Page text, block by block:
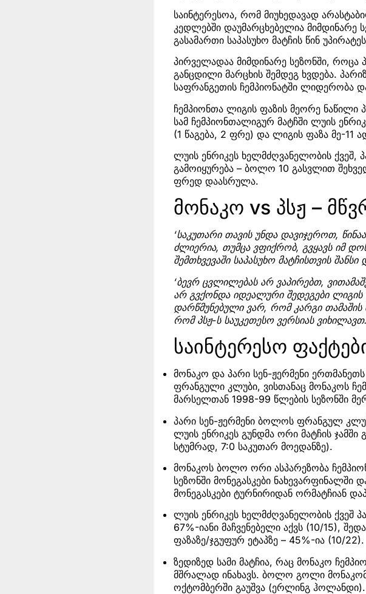
საინტერესოა, რომ მიუხედავად
კედლებში დაუმარცხებელია მიმდინარე
გასამართი საპასუხო მატჩის წინ
პირველადაა მიმდინარე სეზონში, როცა
განცდილი მარცხის შემდეგ ხვდება.
საფრანგეთის ჩემპიონატში ლიდერობა
ჩემპიონთა ლიგის ფაზის მეორე
სამ ჩემპიონთალიგურ მატჩში ლუის
(1 წაგება, 2 ფრე) და ლიგის ფაზა მე-11
ლუის ენრიკეს ხელმძღვანელობის ქვეშ,
გამოიყურება – ბოლო 10 გასვლით
ფრედ დაასრულა.
მონაკო vs პსჟ –
‘საკუთარი თავის უნდა დავიჯეროთ,
ძლიერია, თუმცა ვფიქრობ, გვყავს იმ
შემთხვევაში საპასუხო მატჩისთვის
‘ბევრ ცვლილებას არ ვაპირებთ,
არ გვქონდა იდეალური შედეგები ლიგის
დარწმუნებული ვარ, რომ კარგი თამაშის
რომ პსჟ-ს საუკეთესო ვერსიას
საინტერესო
მონაკო და პარი სენ-ჟერმენი
ფრანგული კლუბი, ვისთანაც მონაკოს
მარსელთან 1998-99 წლების სეზონში
პარი სენ-ჟერმენი ბოლოს ფრანგულ
ლუის ენრიკეს გუნდმა ორი მატჩის
სტუმრად, 7:0 საკუთარ მოედანზე).
მონაკოს ბოლო ორი ასპარეზობა
სეზონში მონეგასკები
მონეგასკები ტურნირიდან ორმატჩიან
ლუის ენრიკეს ხელმძღვანელობის ქვეშ
67%-იანი მაჩვენებელი აქვს (10/15),
ფაზაზე/ჯგუფურ ეტაპზე – 45%-ია (10/22).
ზედიზედ სამი მატჩია, რაც მონაკო
მშრალად ინახავს. ბოლო გოლი
ოქტომბერში გაუშვა (ერლინგ ჰოლანდი).